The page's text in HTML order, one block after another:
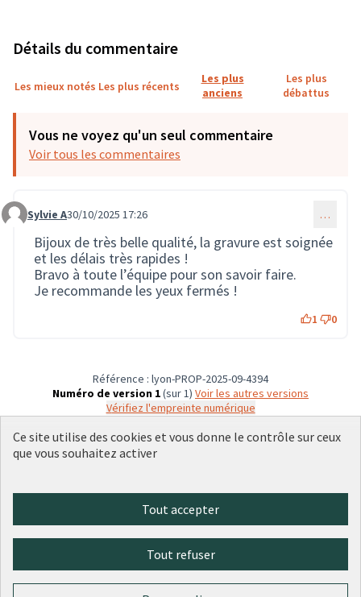
Détails du commentaire
Les mieux notés Les plus récents
Les plus
anciens
Les plus
débattus
Vous ne voyez qu'un seul commentaire
Voir tous les commentaires
Commentaire 4034
Sylvie A30/10/2025 17:26 …
Bijoux de très belle qualité, la gravure est soignée
et les délais très rapides !
Bravo à toute l’équipe pour son savoir faire.
Je recommande les yeux fermés !
1 0
Référence : lyon-PROP-2025-09-4394
Numéro de version 1(sur 1)
voir les autres versions
Vérifiez l'empreinte numérique
(Lien externe)
(Lien externe)
(Lien externe)
(Lien externe)
(Lien externe)
(Lien externe)Open Source Politics grâce au
Licence
(Lien
Ce site utilise des cookies et vous donne le contrôle sur ceux
que vous souhaitez activer
Tout accepter
Tout refuser